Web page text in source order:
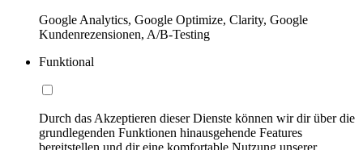
Google Analytics, Google Optimize, Clarity, Google
Kundenrezensionen, A/B-Testing
Funktional
Durch das Akzeptieren dieser Dienste können wir dir über die
grundlegenden Funktionen hinausgehende Features
bereitstellen und dir eine komfortable Nutzung unserer